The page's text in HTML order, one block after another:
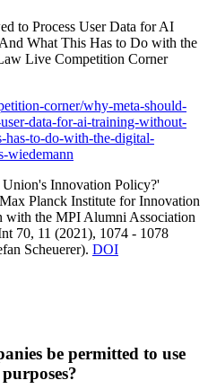
to Process User Data for AI
What This Has to Do with the
Live Competition Corner
corner/why-meta-should-
data-for-ai-training-without-
has-to-do-with-the-digital-
wiedemann
Innovation Policy?'
Planck Institute for Innovation
with the MPI Alumni Association
70, 11 (2021), 1074 - 1078
Scheuerer). DOI
be permitted to use